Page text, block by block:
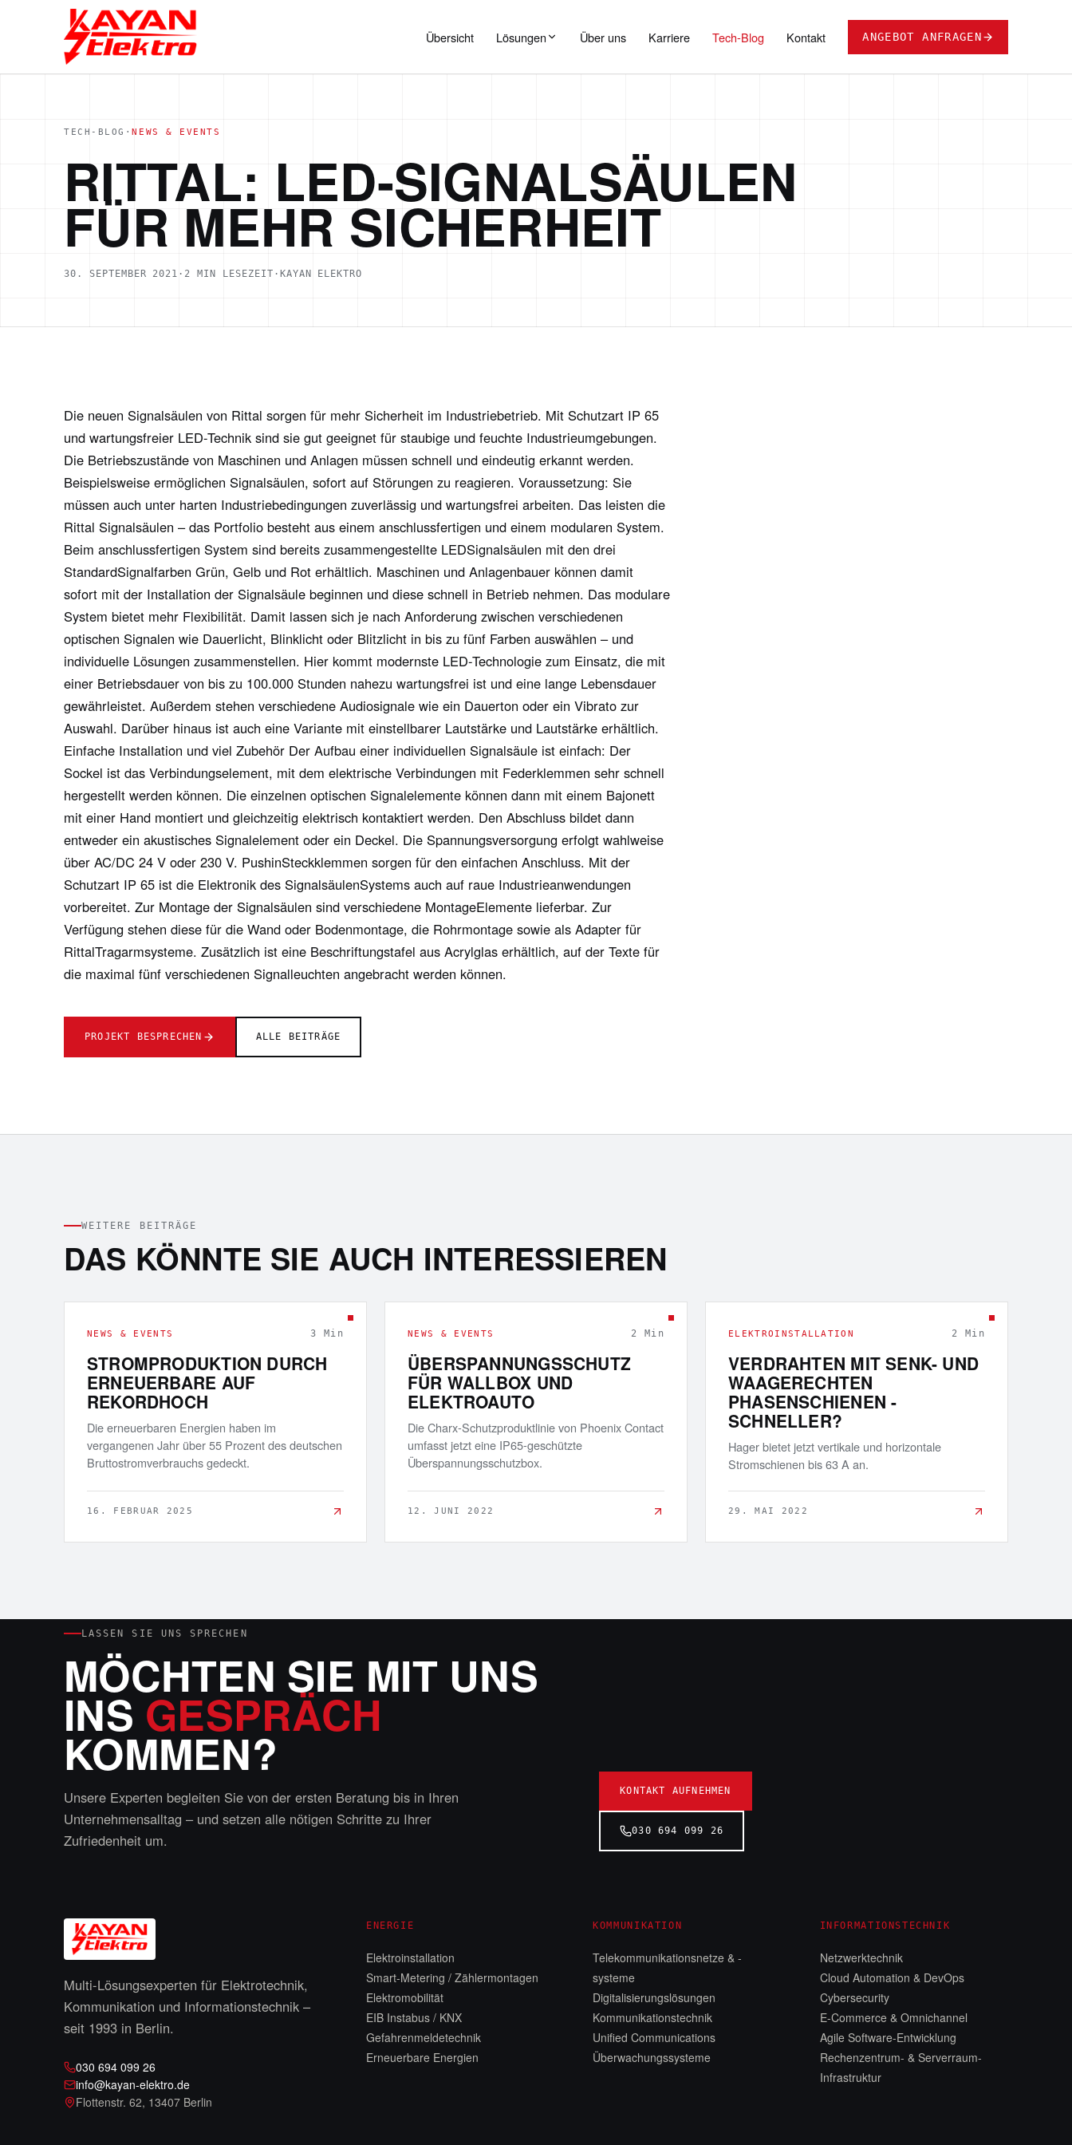
Übersicht Lösungen Über uns Karriere Tech-Blog Kontakt ANGEBOT ANFRAGEN
TECH-BLOG ·NEWS & EVENTS
RITTAL: LED-SIGNALSÄULEN
FÜR MEHR SICHERHEIT
30. SEPTEMBER 2021 · 2 MIN LESEZEIT · KAYAN ELEKTRO
Die neuen Signalsäulen von Rittal sorgen für mehr Sicherheit im Industriebetrieb. Mit Schutzart IP 65
und wartungsfreier LED-Technik sind sie gut geeignet für staubige und feuchte Industrieumgebungen.
Die Betriebszustände von Maschinen und Anlagen müssen schnell und eindeutig erkannt werden.
Beispielsweise ermöglichen Signalsäulen, sofort auf Störungen zu reagieren. Voraussetzung: Sie
müssen auch unter harten Industriebedingungen zuverlässig und wartungsfrei arbeiten. Das leisten die
Rittal Signalsäulen – das Portfolio besteht aus einem anschlussfertigen und einem modularen System.
Beim anschlussfertigen System sind bereits zusammengestellte LEDSignalsäulen mit den drei
StandardSignalfarben Grün, Gelb und Rot erhältlich. Maschinen und Anlagenbauer können damit
sofort mit der Installation der Signalsäule beginnen und diese schnell in Betrieb nehmen. Das modulare
System bietet mehr Flexibilität. Damit lassen sich je nach Anforderung zwischen verschiedenen
optischen Signalen wie Dauerlicht, Blinklicht oder Blitzlicht in bis zu fünf Farben auswählen – und
individuelle Lösungen zusammenstellen. Hier kommt modernste LED-Technologie zum Einsatz, die mit
einer Betriebsdauer von bis zu 100.000 Stunden nahezu wartungsfrei ist und eine lange Lebensdauer
gewährleistet. Außerdem stehen verschiedene Audiosignale wie ein Dauerton oder ein Vibrato zur
Auswahl. Darüber hinaus ist auch eine Variante mit einstellbarer Lautstärke und Lautstärke erhältlich.
Einfache Installation und viel Zubehör Der Aufbau einer individuellen Signalsäule ist einfach: Der
Sockel ist das Verbindungselement, mit dem elektrische Verbindungen mit Federklemmen sehr schnell
hergestellt werden können. Die einzelnen optischen Signalelemente können dann mit einem Bajonett
mit einer Hand montiert und gleichzeitig elektrisch kontaktiert werden. Den Abschluss bildet dann
entweder ein akustisches Signalelement oder ein Deckel. Die Spannungsversorgung erfolgt wahlweise
über AC/DC 24 V oder 230 V. PushinSteckklemmen sorgen für den einfachen Anschluss. Mit der
Schutzart IP 65 ist die Elektronik des SignalsäulenSystems auch auf raue Industrieanwendungen
vorbereitet. Zur Montage der Signalsäulen sind verschiedene MontageElemente lieferbar. Zur
Verfügung stehen diese für die Wand oder Bodenmontage, die Rohrmontage sowie als Adapter für
RittalTragarmsysteme. Zusätzlich ist eine Beschriftungstafel aus Acrylglas erhältlich, auf der Texte für
die maximal fünf verschiedenen Signalleuchten angebracht werden können.
PROJEKT BESPRECHEN ALLE BEITRÄGE
WEITERE BEITRÄGE
DAS KÖNNTE SIE AUCH INTERESSIEREN
NEWS & EVENTS 3 Min
STROMPRODUKTION DURCH
ERNEUERBARE AUF
REKORDHOCH
Die erneuerbaren Energien haben im
vergangenen Jahr über 55 Prozent des deutschen
Bruttostromverbrauchs gedeckt.
16. FEBRUAR 2025
NEWS & EVENTS 2 Min
ÜBERSPANNUNGSSCHUTZ
FÜR WALLBOX UND
ELEKTROAUTO
Die Charx-Schutzproduktlinie von Phoenix Contact
umfasst jetzt eine IP65-geschützte
Überspannungsschutzbox.
12. JUNI 2022
ELEKTROINSTALLATION 2 Min
VERDRAHTEN MIT SENK- UND
WAAGERECHTEN
PHASENSCHIENEN -
SCHNELLER?
Hager bietet jetzt vertikale und horizontale
Stromschienen bis 63 A an.
29. MAI 2022
LASSEN SIE UNS SPRECHEN
MÖCHTEN SIE MIT UNS
INS GESPRÄCH
KOMMEN?
Unsere Experten begleiten Sie von der ersten Beratung bis in Ihren
Unternehmensalltag – und setzen alle nötigen Schritte zu Ihrer
Zufriedenheit um.
KONTAKT AUFNEHMEN
030 694 099 26
Multi-Lösungsexperten für Elektrotechnik,
Kommunikation und Informationstechnik –
seit 1993 in Berlin.
030 694 099 26
info@kayan-elektro.de
Flottenstr. 62, 13407 Berlin
ENERGIE
Elektroinstallation
Smart-Metering / Zählermontagen
Elektromobilität
EIB Instabus / KNX
Gefahrenmeldetechnik
Erneuerbare Energien
KOMMUNIKATION
Telekommunikationsnetze & -
systeme
Digitalisierungslösungen
Kommunikationstechnik
Unified Communications
Überwachungssysteme
INFORMATIONSTECHNIK
Netzwerktechnik
Cloud Automation & DevOps
Cybersecurity
E-Commerce & Omnichannel
Agile Software-Entwicklung
Rechenzentrum- & Serverraum-
Infrastruktur